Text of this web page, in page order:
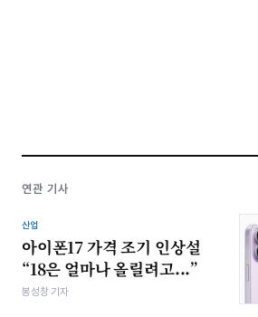
연관 기사
산업
아이폰17 가격 조기 인상설
“18은 얼마나 올릴려고...”
봉성창 기자